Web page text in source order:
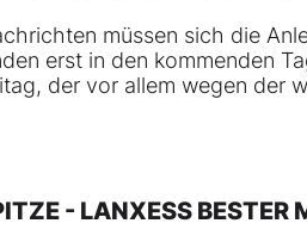
müssen sich die
erst in den kommenden
der vor allem wegen der
- LANXESS BESTER